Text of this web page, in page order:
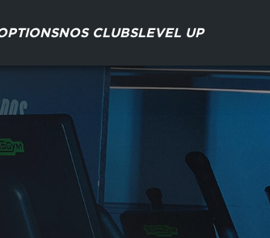
NOS CLUBSLEVEL UP